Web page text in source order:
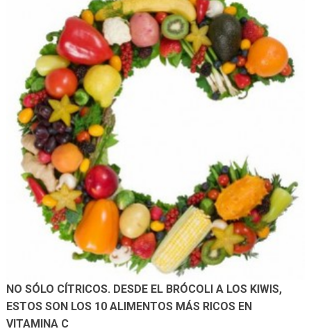
NO SÓLO CÍTRICOS. DESDE EL BRÓCOLI A LOS KIWIS,
ESTOS SON LOS 10 ALIMENTOS MÁS RICOS EN
VITAMINA C